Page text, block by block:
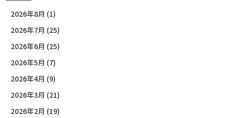
2026年8月 (1)
2026年7月 (25)
2026年6月 (25)
2026年5月 (7)
2026年4月 (9)
2026年3月 (21)
2026年2月 (19)